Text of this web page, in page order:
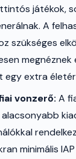
játékok,
A
szükséges
megnéznek
egy extra
vonzerő: A
minimális